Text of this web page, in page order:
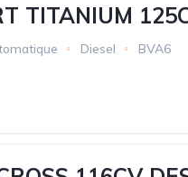
TITANIUM
Diesel BVA6